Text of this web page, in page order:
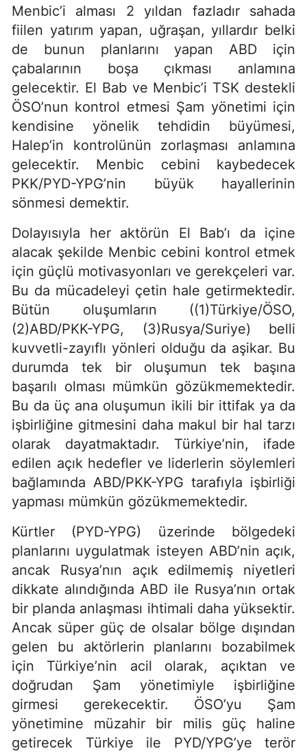
Menbic’i alması 2 yıldan fazladır sahada
fiilen yatırım yapan, uğraşan, yıllardır belki
de bunun planlarını yapan ABD için
çabalarının boşa çıkması anlamına
gelecektir. El Bab ve Menbic’i TSK destekli
ÖSO’nun kontrol etmesi Şam yönetimi için
kendisine yönelik tehdidin büyümesi,
Halep’in kontrolünün zorlaşması anlamına
gelecektir. Menbic cebini kaybedecek
PKK/PYD-YPG’nin büyük hayallerinin
sönmesi demektir.
Dolayısıyla her aktörün El Bab’ı da içine
alacak şekilde Menbic cebini kontrol etmek
için güçlü motivasyonları ve gerekçeleri var.
Bu da mücadeleyi çetin hale getirmektedir.
Bütün oluşumların ((1)Türkiye/ÖSO,
(2)ABD/PKK-YPG, (3)Rusya/Suriye) belli
kuvvetli-zayıflı yönleri olduğu da aşikar. Bu
durumda tek bir oluşumun tek başına
başarılı olması mümkün gözükmemektedir.
Bu da üç ana oluşumun ikili bir ittifak ya da
işbirliğine gitmesini daha makul bir hal tarzı
olarak dayatmaktadır. Türkiye’nin, ifade
edilen açık hedefler ve liderlerin söylemleri
bağlamında ABD/PKK-YPG tarafıyla işbirliği
yapması mümkün gözükmemektedir.
Kürtler (PYD-YPG) üzerinde bölgedeki
planlarını uygulatmak isteyen ABD’nin açık,
ancak Rusya’nın açık edilmemiş niyetleri
dikkate alındığında ABD ile Rusya’nın ortak
bir planda anlaşması ihtimali daha yüksektir.
Ancak süper güç de olsalar bölge dışından
gelen bu aktörlerin planlarını bozabilmek
için Türkiye’nin acil olarak, açıktan ve
doğrudan Şam yönetimiyle işbirliğine
girmesi gerekecektir. ÖSO’yu Şam
yönetimine müzahir bir milis güç haline
getirecek Türkiye ile PYD/YPG’ye terör